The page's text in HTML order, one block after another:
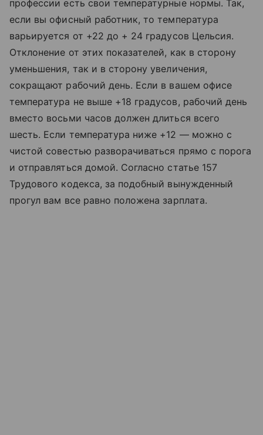
профессии есть свои температурные нормы. Так,
если вы офисный работник, то температура
варьируется от +22 до + 24 градусов Цельсия.
Отклонение от этих показателей, как в сторону
уменьшения, так и в сторону увеличения,
сокращают рабочий день. Если в вашем офисе
температура не выше +18 градусов, рабочий день
вместо восьми часов должен длиться всего
шесть. Если температура ниже +12 — можно с
чистой совестью разворачиваться прямо с порога
и отправляться домой. Согласно статье 157
Трудового кодекса, за подобный вынужденный
прогул вам все равно положена зарплата.